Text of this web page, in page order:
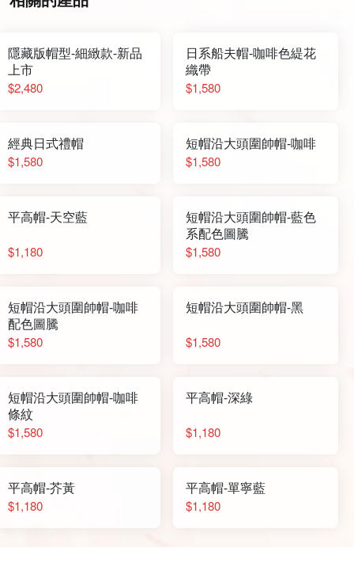
隱藏版帽型-細緻款-新品
上市
$2,480
日系船夫帽-咖啡色緹花
織帶
$1,580
經典日式禮帽
$1,580
短帽沿大頭圍帥帽-咖啡
$1,580
平高帽-天空藍
$1,180
短帽沿大頭圍帥帽-藍色
系配色圖騰
$1,580
短帽沿大頭圍帥帽-咖啡
配色圖騰
$1,580
短帽沿大頭圍帥帽-黑
$1,580
短帽沿大頭圍帥帽-咖啡
條紋
$1,580
平高帽-深綠
$1,180
平高帽-芥黃
$1,180
平高帽-單寧藍
$1,180